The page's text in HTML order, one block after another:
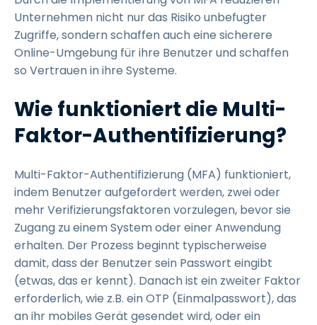
Unternehmen nicht nur das Risiko unbefugter
Zugriffe, sondern schaffen auch eine sicherere
Online-Umgebung für ihre Benutzer und schaffen
so Vertrauen in ihre Systeme.
Wie funktioniert die Multi-
Faktor-Authentifizierung?
Multi-Faktor-Authentifizierung (MFA) funktioniert,
indem Benutzer aufgefordert werden, zwei oder
mehr Verifizierungsfaktoren vorzulegen, bevor sie
Zugang zu einem System oder einer Anwendung
erhalten. Der Prozess beginnt typischerweise
damit, dass der Benutzer sein Passwort eingibt
(etwas, das er kennt). Danach ist ein zweiter Faktor
erforderlich, wie z.B. ein OTP (Einmalpasswort), das
an ihr mobiles Gerät gesendet wird, oder ein